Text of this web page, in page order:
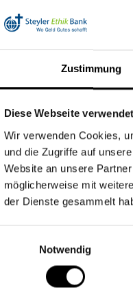
Zustimmung
Diese Webseite
Wir verwenden Cookies,
und die Zugriffe auf
Website an unsere
möglicherweise mit
der Dienste gesammelt
Notwendig
Bank setzt mit
als
Sie Teil des
Katholikentag